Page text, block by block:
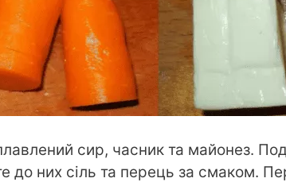
сир, часник та майонез.
до них сіль та перець за смаком.